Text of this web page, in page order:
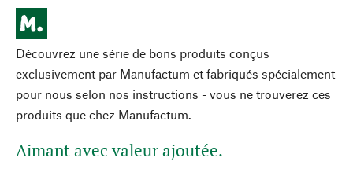
Découvrez une série de bons produits conçus
exclusivement par Manufactum et fabriqués spécialement
pour nous selon nos instructions - vous ne trouverez ces
produits que chez Manufactum.
Aimant avec valeur ajoutée.